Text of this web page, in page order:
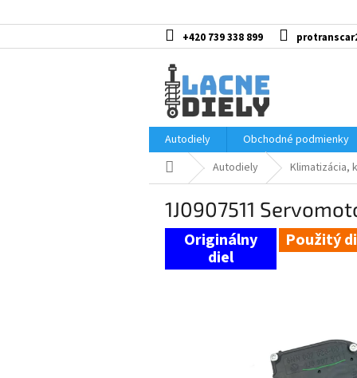
na
+420 739 338 899
Autodiely
Obchodné podmienky
DomovAutodiely Klimatizácia,
1J0907511
Použitý